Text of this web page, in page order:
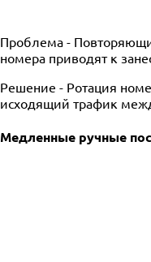
Проблема -
номера приводят к
Решение - Ротация
исходящий трафик
Медленные ручные